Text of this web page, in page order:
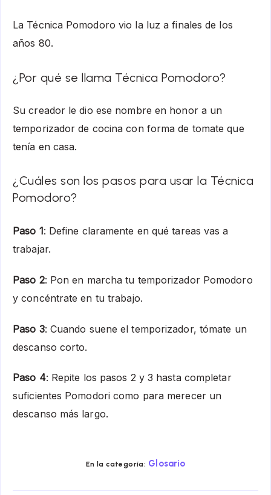
La Técnica Pomodoro vio la luz a finales de los
años 80.
¿Por qué se llama Técnica Pomodoro?
Su creador le dio ese nombre en honor a un
temporizador de cocina con forma de tomate que
tenía en casa.
¿Cuáles son los pasos para usar la Técnica
Pomodoro?
Paso 1: Define claramente en qué tareas vas a
trabajar.
Paso 2: Pon en marcha tu temporizador Pomodoro
y concéntrate en tu trabajo.
Paso 3: Cuando suene el temporizador, tómate un
descanso corto.
Paso 4: Repite los pasos 2 y 3 hasta completar
suficientes Pomodori como para merecer un
descanso más largo.
En la categoría: Glosario